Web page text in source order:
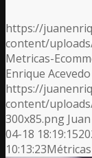
https://
content/
Metricas-
Enrique Acevedo
https://
content/
300x85.png
04-18 18:19:15
10:13:23